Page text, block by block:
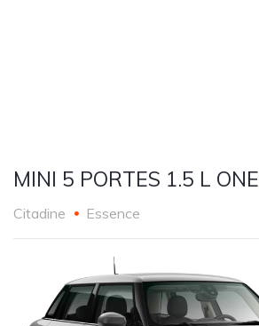
MINI 5 PORTES 1.5 L ONE
Citadine Essence